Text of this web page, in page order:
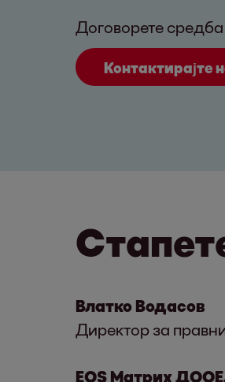
Договорете
Контактирајте
Влатко Водасов
Директор за
EOS Матрих